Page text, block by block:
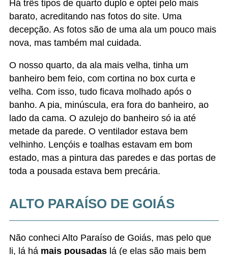
fama de mística, pois muitos moradores acreditam
em extraterrestres.
Em Alto Paraíso, minha amiga Diana se hospedou
Booking. Ela tem piscina, sauna, quartos com rede
na varanda ventilador e frigobar.
Veja pousadas em Alto Paraíso de Goiás aqui
CAVALCANTE
Cavalcante tem ainda
menos opções de
hospedagem, mas também é vizinha a belas
cachoeiras. Apesar de eu não ter chegado a
conhecer, isso se deve a um motivo. Não é que por
que não achei que valia a pena ir lá. Muito pelo